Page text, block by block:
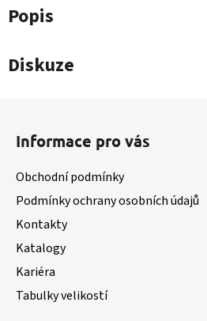
Popis
Diskuze
Informace pro vás
Obchodní podmínky
Podmínky ochrany osobních údajů
Kontakty
Katalogy
Kariéra
Tabulky velikostí